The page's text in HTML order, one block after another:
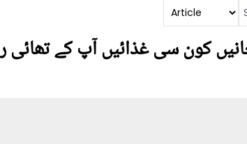
کون سی غذائیں آپ کے تھائی